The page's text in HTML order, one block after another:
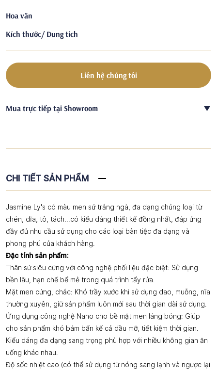
Hoa văn
Kích thước/ Dung tích
Liên hệ chúng tôi
Mua trực tiếp tại Showroom
CHI TIẾT SẢN PHẨM
Jasmine Ly's có màu men sứ trắng ngà, đa dạng chủng loại từ
chén, dĩa, tô, tách...có kiểu dáng thiết kế đồng nhất, đáp ứng
đầy đủ nhu cầu sử dụng cho các loại bàn tiệc đa dạng và
phong phú của khách hàng.
Đặc tính sản phẩm:
Thân sứ siêu cứng với công nghệ phối liệu đặc biệt: Sử dụng
bền lâu, hạn chế bể mẻ trong quá trình tẩy rửa.
Mặt men cứng, chắc: Khó trầy xước khi sử dụng dao, muỗng, nĩa
thường xuyên, giữ sản phẩm luôn mới sau thời gian dài sử dụng.
Ứng dụng công nghệ Nano cho bề mặt men láng bóng: Giúp
cho sản phẩm khó bám bẩn kể cả dầu mỡ, tiết kiệm thời gian.
Kiểu dáng đa dạng sang trọng phù hợp với nhiều không gian ăn
uống khác nhau.
Độ sốc nhiệt cao (có thể sử dụng từ nóng sang lạnh và ngược lại